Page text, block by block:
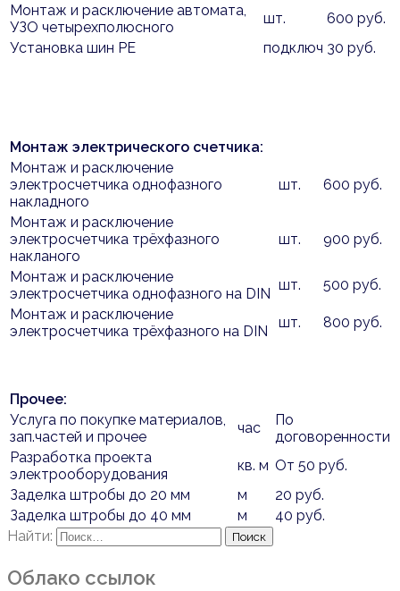
Монтаж и расключение автомата,
УЗО четырехполюсного
шт.
600 руб.
Установка шин PE
подключ 30 руб.
Монтаж электрического счетчика:
Монтаж и расключение
электросчетчика однофазного
накладного
шт. 600 руб.
Монтаж и расключение
электросчетчика трёхфазного
накланого
шт. 900 руб.
Монтаж и расключение
электросчетчика однофазного на DIN
шт.
500 руб.
Монтаж и расключение
электросчетчика трёхфазного на DIN
шт. 800 руб.
Прочее:
Услуга по покупке материалов,
зап.частей и прочее
час
По
договоренности
Разработка проекта
электрооборудования
кв. м От 50 руб.
Заделка штробы до 20 мм
м
20 руб.
Заделка штробы до 40 мм
м
40 руб.
Найти:
Облако ссылок